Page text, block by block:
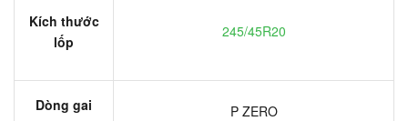
Kích thước
lốp
245/45R20
Dòng gai P ZERO